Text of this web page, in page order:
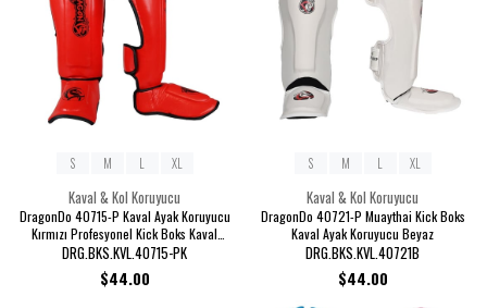
Kaval & Kol Koruyucu
DragonDo 40715-P Kaval Ayak Koruyucu
Kırmızı Profesyonel Kick Boks Kaval
Koruyucu
DRG.BKS.KVL.40715-PK
$44.00
S M L XL
Kaval & Kol Koruyucu
DragonDo 40721-P Muaythai Kick Boks
Kaval Ayak Koruyucu Beyaz
DRG.BKS.KVL.40721B
$44.00
S M L XL